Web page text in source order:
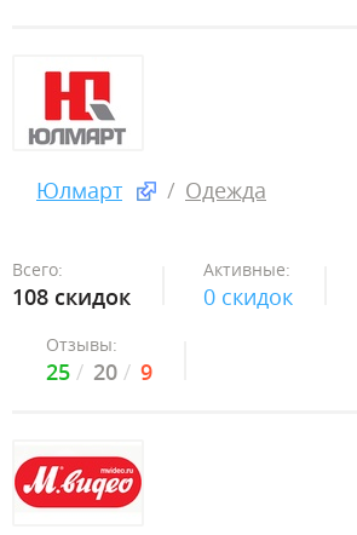
Юлмарт Одежда
Всего:
108 скидок
Активные:
0 скидок
Отзывы:
25 20 9